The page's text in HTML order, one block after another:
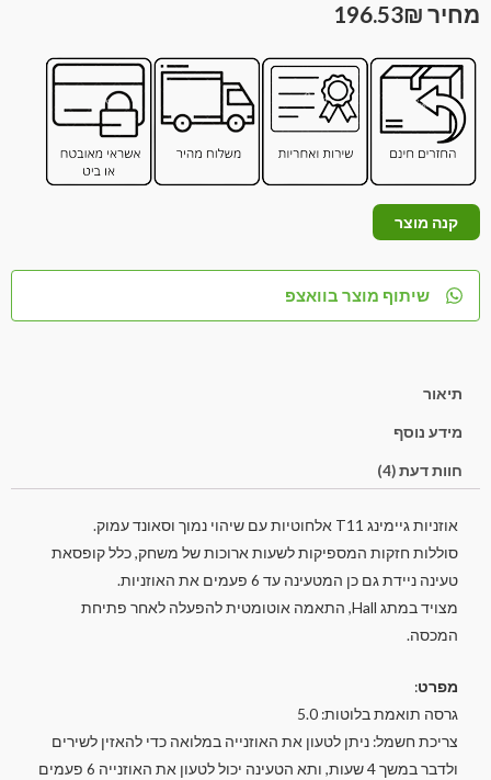
5 מבוסס על
196.53₪
קנה מוצר
שיתוף מוצר בוואצפ
תיאור
מידע נוסף
חוות דעת (4)
אוזניות גיימינג T11 אלחוטיות עם שיהוי נמוך וסאונד עמוק.
סוללות חזקות המספיקות לשעות ארוכות של משחק, כלל קופסאת
טעינה ניידת גם כן המטעינה עד 6 פעמים את האוזניות.
מצויד במתג Hall, התאמה אוטומטית להפעלה לאחר פתיחת
המכסה.
מפרט:
גרסה תואמת בלוטות: 5.0
צריכת חשמל: ניתן לטעון את האוזנייה במלואה כדי להאזין לשירים
ולדבר במשך 4 שעות, ותא הטעינה יכול לטעון את האוזנייה 6 פעמים